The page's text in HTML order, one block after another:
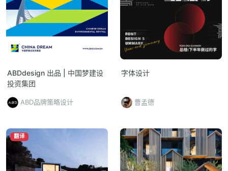
ABDdesign 出品 | 中国梦建设
投资集团
ABD品牌策略设计
字体设计
曹孟德
翻译